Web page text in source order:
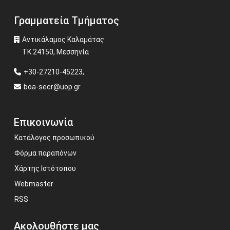
Γραμματεία Τμήματος
Αντικάλαμος Καλαμάτας
ΤΚ 24150, Μεσσηνία
+30-27210-45223,
boa-secr@uop.gr
Επικοινωνία
Κατάλογος προσωπικού
Φόρμα παραπόνων
Χάρτης Ιστότοπου
Webmaster
RSS
Ακολουθήστε μας